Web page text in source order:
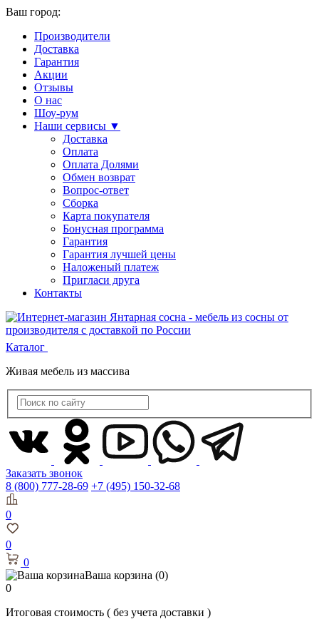
Ваш город:
Производители
Доставка
Гарантия
Акции
Отзывы
О нас
Шоу-рум
Наши сервисы ▼
Доставка
Оплата
Оплата Долями
Обмен возврат
Вопрос-ответ
Сборка
Карта покупателя
Бонусная программа
Гарантия
Гарантия лучшей цены
Наложеный платеж
Пригласи друга
Контакты
Каталог
Живая мебель из массива
Заказать звонок
8 (800) 777-28-69 +7 (495) 150-32-68
0
0
0
Ваша корзина (0)
0
Итоговая стоимость ( без учета доставки )